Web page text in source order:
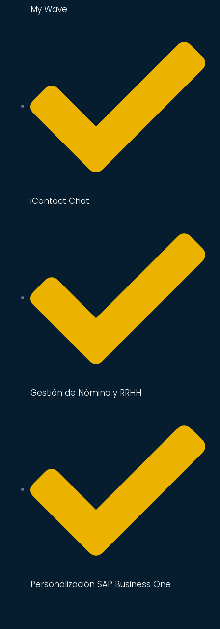
My Wave
iContact Chat
Gestión de Nómina y RRHH
Personalización SAP Business One